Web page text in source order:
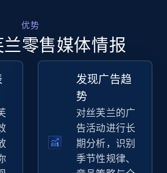
records by shop url
Description, Currency, Initial
percent, and more.
立即开始
优势
零售媒体情报
发现广告趋
势
对丝芙兰的广
告活动进行长
期分析，识别
季节性规律、